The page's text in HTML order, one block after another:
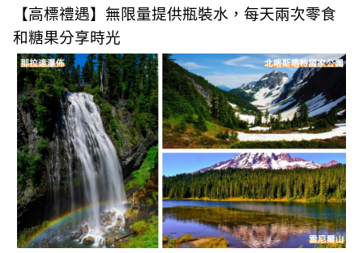
【高標禮遇】無限量提供瓶裝水，每天兩次零食
和糖果分享時光